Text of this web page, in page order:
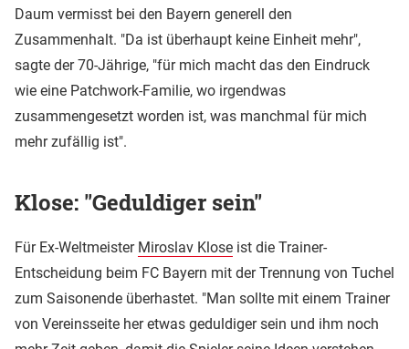
Daum vermisst bei den Bayern generell den
Zusammenhalt. "Da ist überhaupt keine Einheit mehr",
sagte der 70-Jährige, "für mich macht das den Eindruck
wie eine Patchwork-Familie, wo irgendwas
zusammengesetzt worden ist, was manchmal für mich
mehr zufällig ist".
Klose: "Geduldiger sein"
Für Ex-Weltmeister Miroslav Klose ist die Trainer-
Entscheidung beim FC Bayern mit der Trennung von Tuchel
zum Saisonende überhastet. "Man sollte mit einem Trainer
von Vereinsseite her etwas geduldiger sein und ihm noch